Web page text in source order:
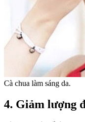
Cà chua làm sáng da.
4. Giảm lượng